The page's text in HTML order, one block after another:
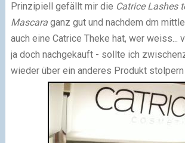
Prinzipiell gefällt mir die Catrice Lashes
Mascaraganz gut und nachdem dm
auch eine Catrice Theke hat, wer weiss...
ja doch nachgekauft - sollte ich
wieder über ein anderes Produkt stolpern